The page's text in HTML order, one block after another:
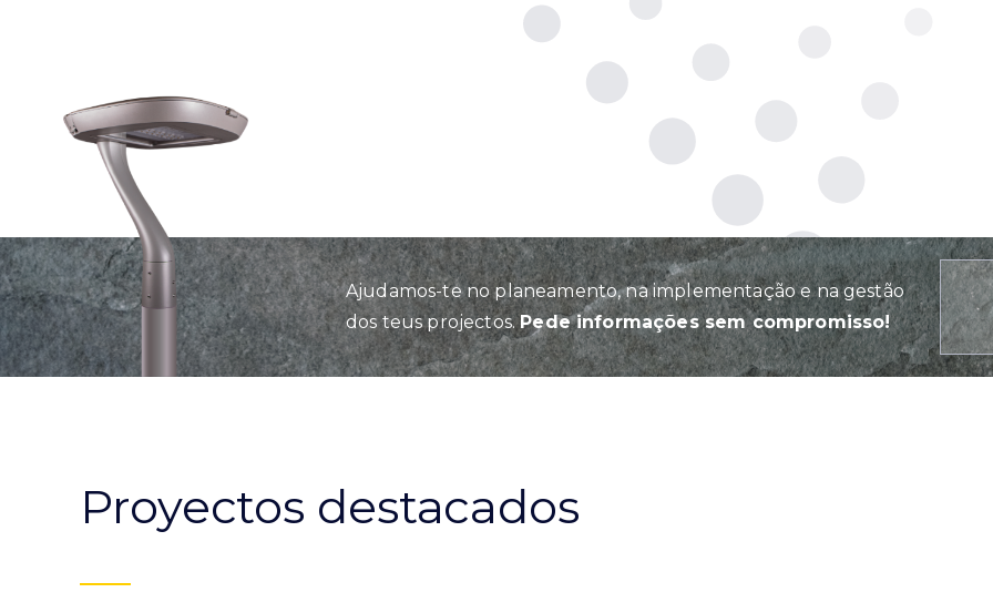
Ajudamos-te no planeamento, na implementação e na gestão
dos teus projectos.Pede informações sem compromisso!
Proyectos destacados